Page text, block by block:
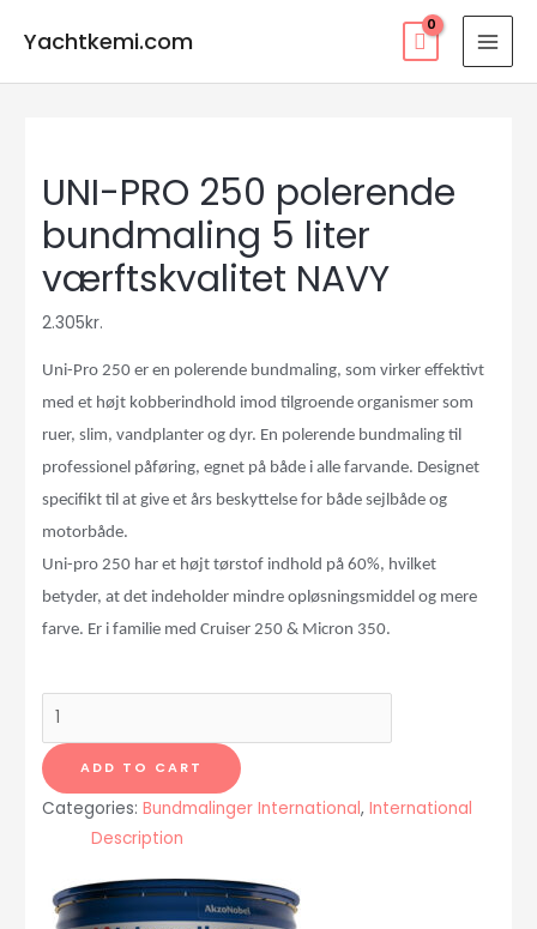
Yachtkemi.com
UNI-PRO 250 polerende
bundmaling 5 liter
værftskvalitet NAVY
2.305kr.
Uni-Pro 250 er en polerende bundmaling, som virker effektivt
med et højt kobberindhold imod tilgroende organismer som
ruer, slim, vandplanter og dyr. En polerende bundmaling til
professionel påføring, egnet påbåde i alle farvande. Designet
specifikt til at give et års beskyttelse for både sejlbåde og
motorbåde.
Uni-pro 250 har et højt tørstof indhold på60%, hvilket
betyder, at det indeholder mindre opløsningsmiddel og mere
farve. Er i familie med Cruiser 250 & Micron 350.
UNI-
250
polerende
bundmaling
liter
værftskvalitet
ADD TO CART
Categories: Bundmalinger International, International
Description